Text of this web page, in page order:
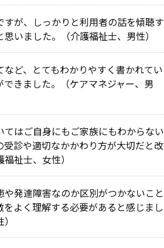
が、しっかりと利用者の話を傾聴す
いました。（介護福祉士、男性）
ど、とてもわかりやすく書かれてい
きました。（ケアマネジャー、男
はご自身にもご家族にもわからない
受診や適切なかかわり方が大切だと改
祉士、女性）
発達障害なのか区別がつかないこと
よく理解する必要があると感じまし